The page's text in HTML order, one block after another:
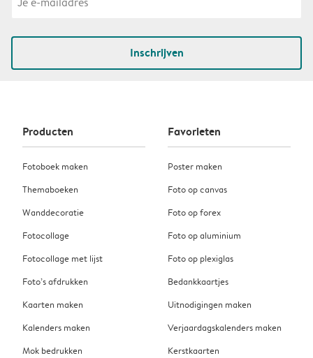
Inschrijven
Producten
Fotoboek maken
Themaboeken
Wanddecoratie
Fotocollage
Fotocollage met lijst
Foto’s afdrukken
Kaarten maken
Kalenders maken
Mok bedrukken
Favorieten
Poster maken
Foto op canvas
Foto op forex
Foto op aluminium
Foto op plexiglas
Bedankkaartjes
Uitnodigingen maken
Verjaardagskalenders maken
Kerstkaarten